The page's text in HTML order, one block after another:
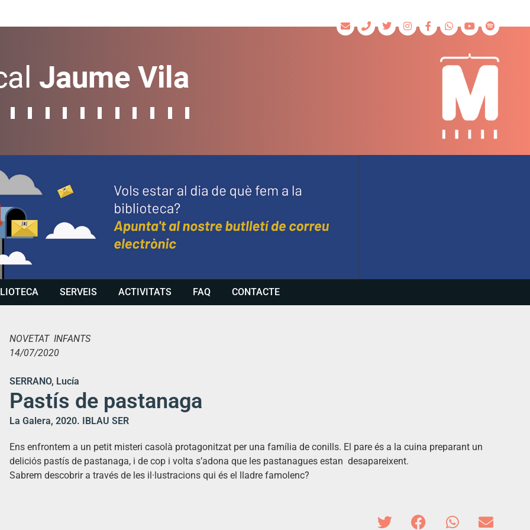
SERVEIS ACTIVITATS FAQ CONTACTE
NOVETAT INFANTS
14/07/2020
SERRANO, Lucía
Pastís de pastanaga
La Galera, 2020. IBLAU SER
Ens enfrontem a un petit misteri casolà protagonitzat per una família de conills. El pare és a la cuina preparant un
deliciós pastís de pastanaga, i de cop i volta s’adona que les pastanagues estan desapareixent.
Sabrem descobrir a través de les il·lustracions qui és el lladre famolenc?